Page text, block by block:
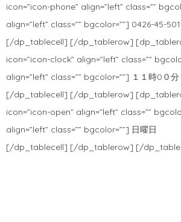
icon=”icon-phone” align=”left” class=””
align=”left” class=”” bgcolor=””] 0426-45-
[/dp_tablecell] [/dp_tablerow]
icon=”icon-clock” align=”left” class=””
align=”left” class=”” bgcolor=””] １１時0０分
[/dp_tablecell] [/dp_tablerow]
icon=”icon-open” align=”left” class=””
align=”left” class=”” bgcolor=””] 日曜日
[/dp_tablecell] [/dp_tablerow] [/